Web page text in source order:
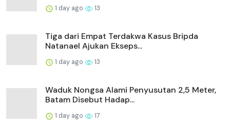
1 day ago 13
Tiga dari Empat Terdakwa Kasus Bripda
Natanael Ajukan Ekseps...
1 day ago 13
Waduk Nongsa Alami Penyusutan 2,5 Meter,
Batam Disebut Hadap...
1 day ago 17